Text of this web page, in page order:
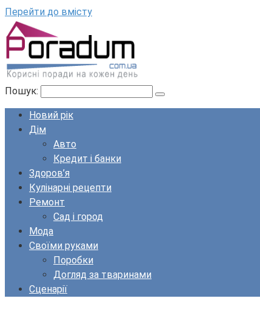
Перейти до вмісту
Пошук:
Новий рік
Дім
Авто
Кредит і банки
Здоров’я
Кулінарні рецепти
Ремонт
Сад і город
Мода
Своїми руками
Поробки
Догляд за тваринами
Сценарії